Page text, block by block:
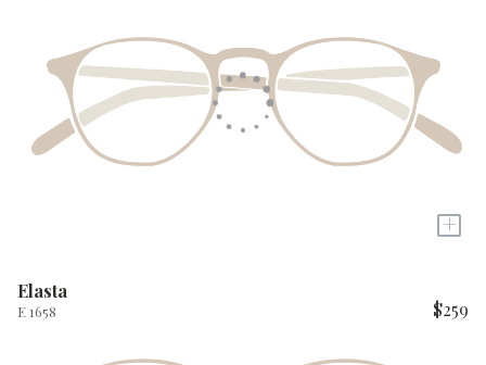
+
Elasta
E 1658 $259